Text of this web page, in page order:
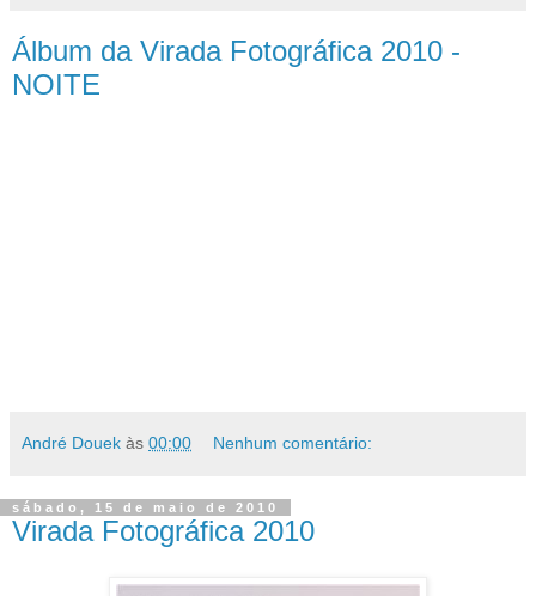
Álbum da Virada Fotográfica 2010 -
NOITE
André Douek às 00:00 Nenhum comentário:
sábado, 15 de maio de 2010
Virada Fotográfica 2010